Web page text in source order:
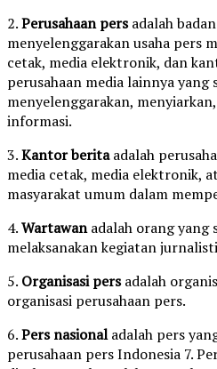
2.Perusahaan persadalah
menyelenggarakan usaha pers
cetak, media elektronik, dan
perusahaan media lainnya yang
menyelenggarakan,
informasi.
3.Kantor beritaadalah
media cetak, media elektronik,
masyarakat umum dalam
4.Wartawanadalah orang yang
melaksanakan kegiatan
5. Organisasi persadalah
organisasi perusahaan pers.
6.Pers nasionaladalah pers
perusahaan pers Indonesia 7.